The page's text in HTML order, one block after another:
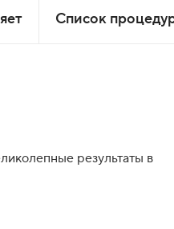
Список
результаты в